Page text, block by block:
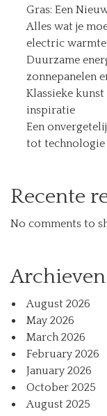
Gras: Een
Alles wat je
electric
Duurzame
zonnepanelen
Klassieke
inspiratie
Een
tot technologie
Recente
No comments to
Archieven
August 2026
May 2026
March 2026
February 2026
January 2026
October 2025
August 2025